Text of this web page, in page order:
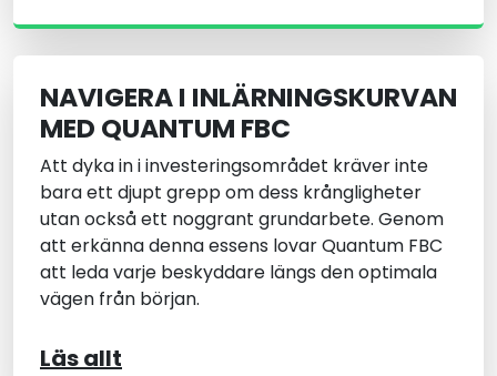
NAVIGERA I INLÄRNINGSKURVAN
MED QUANTUM FBC
Att dyka in i investeringsområdet kräver inte
bara ett djupt grepp om dess krångligheter
utan också ett noggrant grundarbete. Genom
att erkänna denna essens lovar Quantum FBC
att leda varje beskyddare längs den optimala
vägen från början.
Läs allt